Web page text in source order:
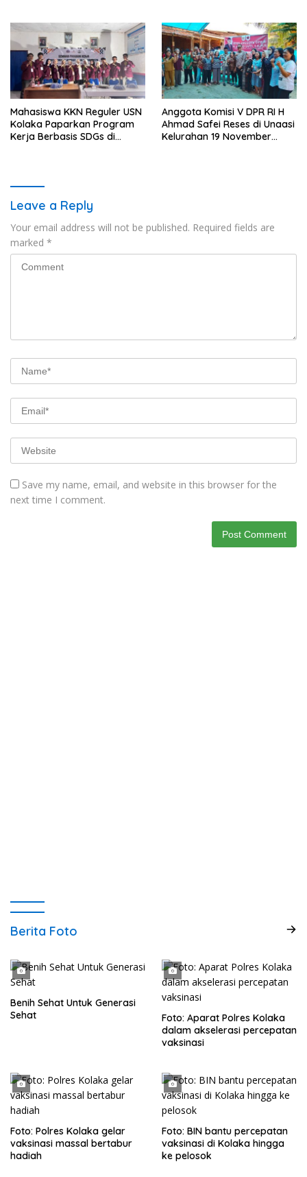
Premanisme Industrial
Mahasiswa KKN Reguler USN
Kolaka Paparkan Program
Kerja Berbasis SDGs di
Anggota Komisi V DPR RI H
Ahmad Safei Reses di Unaasi
Kelurahan 19 November
Leave a Reply
Your email address will not be published. Required fields are
marked *
Save my name, email, and website in this browser for the
next time I comment.
Berita Foto
Benih Sehat Untuk Generasi
Sehat
Foto: Aparat Polres Kolaka
dalam akselerasi percepatan
vaksinasi
Foto: Polres Kolaka gelar
vaksinasi massal bertabur
hadiah
Foto: BIN bantu percepatan
vaksinasi di Kolaka hingga
ke pelosok